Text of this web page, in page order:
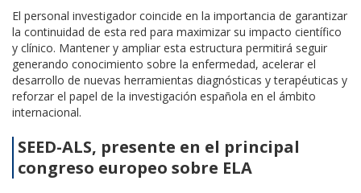
El personal investigador coincide en la importancia de garantizar
la continuidad de esta red para maximizar su impacto científico
y clínico. Mantener y ampliar esta estructura permitirá seguir
generando conocimiento sobre la enfermedad, acelerar el
desarrollo de nuevas herramientas diagnósticas y terapéuticas y
reforzar el papel de la investigación española en el ámbito
internacional.
SEED-ALS, presente en el principal
congreso europeo sobre ELA